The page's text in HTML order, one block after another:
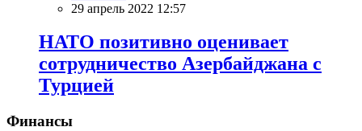
29 апрель 2022 12:57
НАТО позитивно оценивает
сотрудничество Азербайджана с
Турцией
Финансы